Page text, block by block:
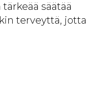
säätää
terveyttä, jotta